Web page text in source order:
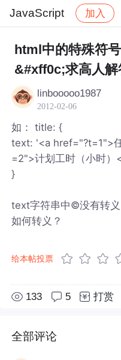
JavaScript 加入
社区 JavaScript
html中的特殊符
&#xff0c;求高人解
linbooooo1987
2012-02-06
如： title: {
text: '<a href="?t=1">
=2">计划工时（小时）
}
text字符串中©没有转
如何转义？
给本帖投票
133 5 打赏
全部评论